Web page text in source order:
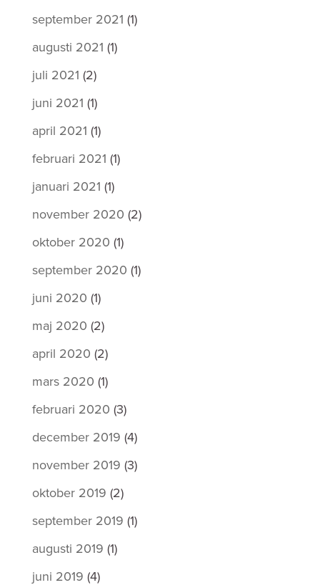
september 2021 (1)
augusti 2021 (1)
juli 2021 (2)
juni 2021 (1)
april 2021 (1)
februari 2021 (1)
januari 2021 (1)
november 2020 (2)
oktober 2020 (1)
september 2020 (1)
juni 2020 (1)
maj 2020 (2)
april 2020 (2)
mars 2020 (1)
februari 2020 (3)
december 2019 (4)
november 2019 (3)
oktober 2019 (2)
september 2019 (1)
augusti 2019 (1)
juni 2019 (4)